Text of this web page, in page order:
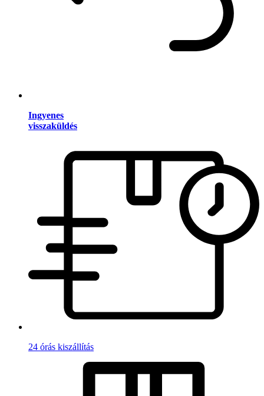
Ingyenes
visszaküldés
24 órás kiszállítás